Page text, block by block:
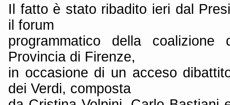
Il fatto è stato ribadito ieri dal
il forum
programmatico della coalizione
Provincia di Firenze,
in occasione di un acceso
dei Verdi, composta